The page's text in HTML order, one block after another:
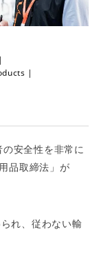
|
|
安全性を非常に
品取締法」が
れ、従わない輸